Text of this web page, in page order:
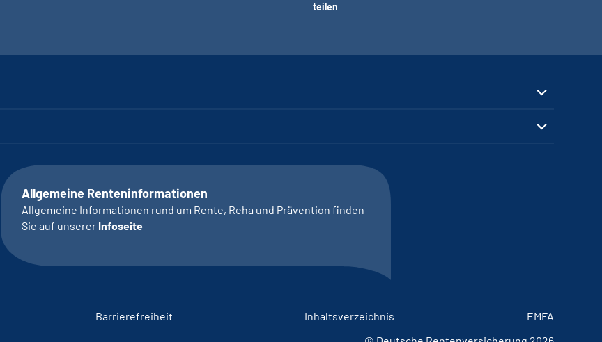
teilen
Allgemeine Renteninformationen
Allgemeine Informationen rund um Rente, Reha und Prävention finden
Sie auf unserer Infoseite
Barrierefreiheit Inhaltsverzeichnis
EMFA